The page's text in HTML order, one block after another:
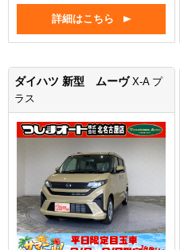
詳細はこちら
ダイハツ 新型 ムーヴ X-A プ
ラス